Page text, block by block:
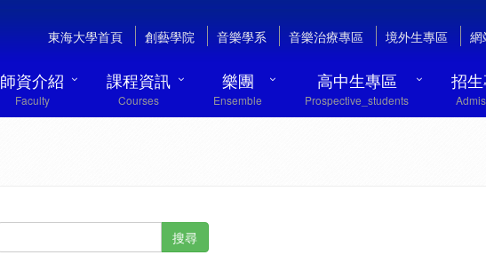
東海大學首頁 創藝學院 音樂學系 音樂治療專區 境外生專區 網
師資介紹
Faculty
課程資訊
Courses
樂團
Ensemble
高中生專區
Prospective_students
招
搜尋